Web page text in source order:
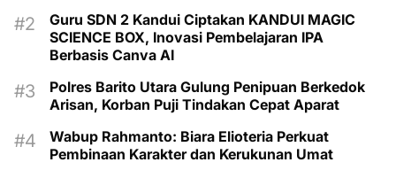
Guru SDN 2 Kandui Ciptakan KANDUI MAGIC
SCIENCE BOX, Inovasi Pembelajaran IPA
Berbasis Canva AI
Polres Barito Utara Gulung Penipuan Berkedok
Arisan, Korban Puji Tindakan Cepat Aparat
Wabup Rahmanto: Biara Elioteria Perkuat
Pembinaan Karakter dan Kerukunan Umat